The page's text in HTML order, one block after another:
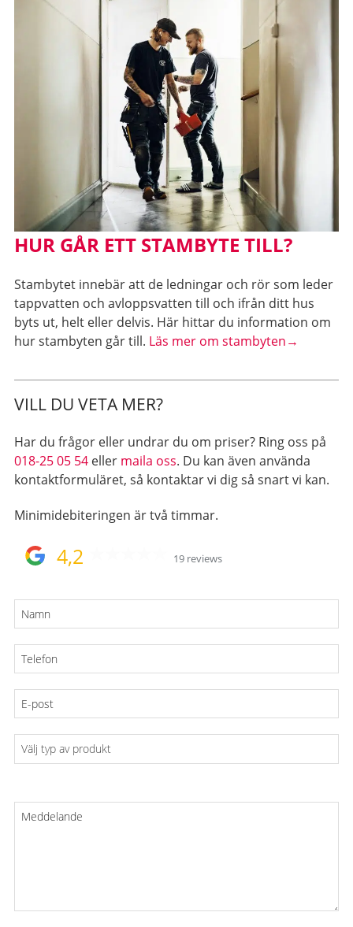
HUR GÅR ETT STAMBYTE TILL?
Stambytet innebär att de ledningar och rör som leder
tappvatten och avloppsvatten till och ifrån ditt hus
byts ut, helt eller delvis. Här hittar du information om
hur stambyten går till. Läs mer om stambyten→
VILL DU VETA MER?
Har du frågor eller undrar du om priser? Ring oss på
018-25 05 54eller maila oss. Du kan även använda
kontaktformuläret, så kontaktar vi dig så snart vi kan.
Minimidebiteringen är två timmar.
4,2 19 reviews
av